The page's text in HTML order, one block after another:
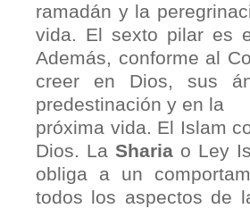
ramadán y la
vida. El sexto pilar es
Además, conforme al
creer en Dios, sus
predestinación y en la
próxima vida. El Islam
Dios. LaSharia o Ley
obliga a un
todos los aspectos de